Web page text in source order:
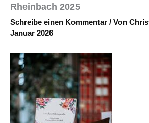
Rheinbach 2025
Schreibe einen Kommentar / Von
Januar 2026